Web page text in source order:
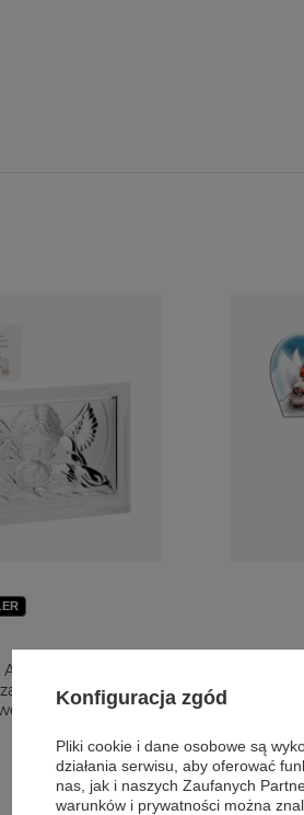
na
229,00 zł
Konfiguracja zgód
Pliki cookie i dane osobowe są
działania serwisu, aby oferować
nas, jak i naszych Zaufanych
warunków i prywatności można